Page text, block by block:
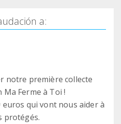
a:
notre première collecte
Ferme à Toi !
euros qui vont nous aider à
protégés.